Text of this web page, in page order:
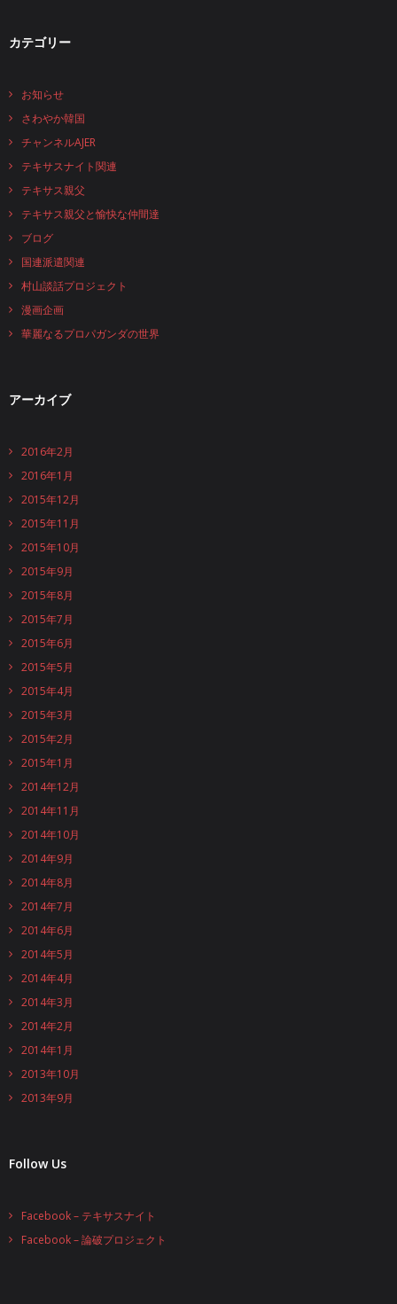
カテゴリー
お知らせ
さわやか韓国
チャンネルAJER
テキサスナイト関連
テキサス親父
テキサス親父と愉快な仲間達
ブログ
国連派遣関連
村山談話プロジェクト
漫画企画
華麗なるプロパガンダの世界
アーカイブ
2016年2月
2016年1月
2015年12月
2015年11月
2015年10月
2015年9月
2015年8月
2015年7月
2015年6月
2015年5月
2015年4月
2015年3月
2015年2月
2015年1月
2014年12月
2014年11月
2014年10月
2014年9月
2014年8月
2014年7月
2014年6月
2014年5月
2014年4月
2014年3月
2014年2月
2014年1月
2013年10月
2013年9月
Follow Us
Facebook – テキサスナイト
Facebook – 論破プロジェクト